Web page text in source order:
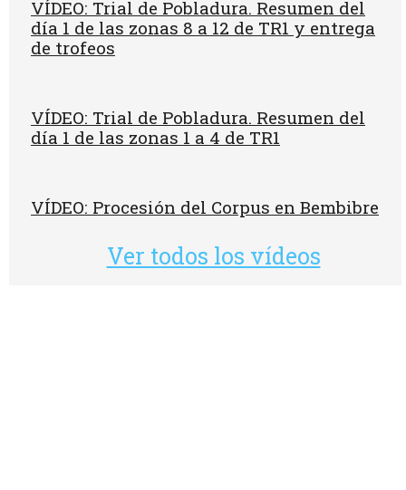
VÍDEO: Trial de Pobladura. Resumen del
día 1 de las zonas 8 a 12 de TR1 y entrega
de trofeos
VÍDEO: Trial de Pobladura. Resumen del
día 1 de las zonas 1 a 4 de TR1
VÍDEO: Procesión del Corpus en Bembibre
Ver todos los vídeos